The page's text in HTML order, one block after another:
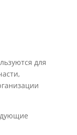
для